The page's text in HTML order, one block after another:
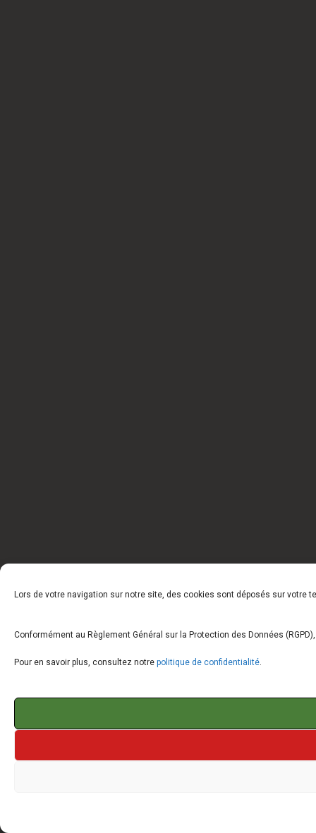
Lors de votre navigation sur notre site, des cookies sont déposés sur votre
Conformément au Règlement Général sur la Protection des Données
Pour en savoir plus, consultez notre politique de confidentialité.